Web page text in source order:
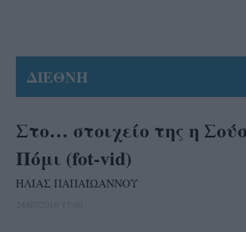
ΔΙΕΘΝΗ
Στο… στοιχείο της η
Πόμι (fot-vid)
ΗΛΙΑΣ ΠΑΠΑΪΩΑΝΝΟΥ